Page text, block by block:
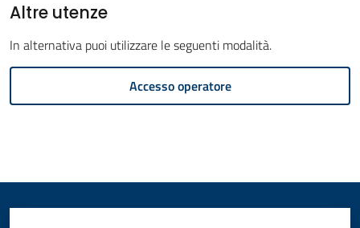
Vivere
il
Comune
r
Altre utenze
In alternativa puoi utilizzare le seguenti modalità.
Accesso operatore